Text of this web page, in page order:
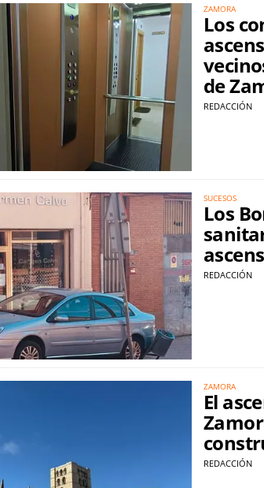
ZAMORA
Los
de
REDACCIÓN
SUCESOS
Los
REDACCIÓN
ZAMORA
El
REDACCIÓN